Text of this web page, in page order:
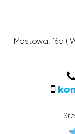
Mostowa, 16a (